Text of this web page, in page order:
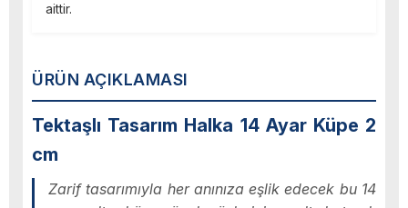
ÜRÜN AÇIKLAMASI
Tektaşlı Tasarım Halka 14 Ayar Küpe 2
cm
Zarif tasarımıyla her anınıza eşlik edecek bu 14
aittir.